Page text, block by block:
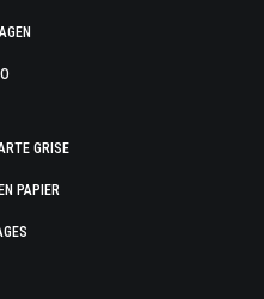
GRISE
PAPIER